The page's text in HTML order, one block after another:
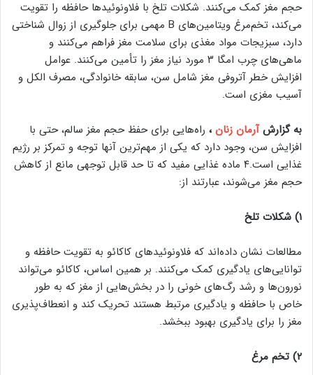
حجم مغز کمک می‌کنند. شکلات تلخ با فلاونوئیدها حافظه را تقویت
می‌کند، تخم‌مرغ ویتامین‌های B مهمی برای جلوگیری از زوال شناختی
دارد، سبزیجات مواد مغذی برای سلامت مغز فراهم می‌کنند و
ماهی‌های چرب امگا ۳ مورد نیاز مغز را تأمین می‌کنند. عوامل
افزایش خطر آتروفی مغز شامل سن، سابقه خانوادگی، مصرف الکل و
آسیب مغزی است.
به گزارشآرمان زنان ، راه‌هایی برای حفظ حجم مغز سالم، حتی با
افزایش سن، وجود دارد که یکی از مهم‌ترین آنها توجه و تمرکز بر رژیم
غذایی است.۴ ماده غذایی مفید که تا حد قابل توجهی مانع از کاهش
حجم مغز می‌شوند، عبارتند از:
۱) شکلات تلخ
مطالعات نشان داده‌اند که فلاونوئیدهای کاکائو به تقویت حافظه و
توانایی‌های یادگیری کمک می‌کنند. بر همین اساس، کاکائو می‌تواند
نورون‌ها و رشد رگ‌های خونی را در بخش‌هایی از مغز که به طور
خاص با حافظه و یادگیری مرتبط هستند تحریک کند و انعطاف‌پذیری
مغز را برای یادگیری بهبود ببخشد.
۲) تخم مرغ